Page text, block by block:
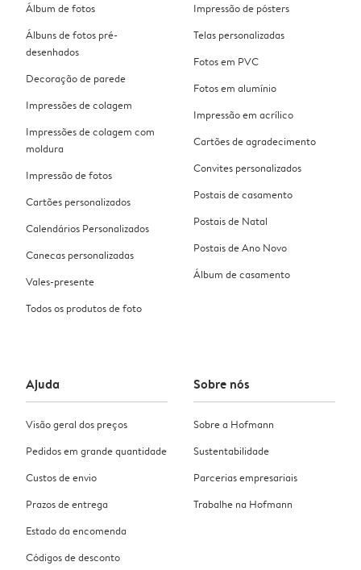
Álbum de fotos
Álbuns de fotos pré-
desenhados
Decoração de parede
Impressões de colagem
Impressões de colagem com
moldura
Impressão de fotos
Cartões personalizados
Calendários Personalizados
Canecas personalizadas
Vales-presente
Todos os produtos de foto
Impressão de pósters
Telas personalizadas
Fotos em PVC
Fotos em alumínio
Impressão em acrílico
Cartões de agradecimento
Convites personalizados
Postais de casamento
Postais de Natal
Postais de Ano Novo
Álbum de casamento
Ajuda
Visão geral dos preços
Pedidos em grande quantidade
Custos de envio
Prazos de entrega
Estado da encomenda
Códigos de desconto
Sobre nós
Sobre a Hofmann
Sustentabilidade
Parcerias empresariais
Trabalhe na Hofmann